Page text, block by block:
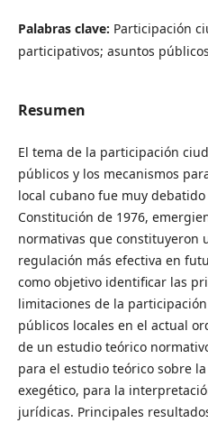
Palabras clave: Participación
participativos; asuntos públicos
Resumen
El tema de la participación
públicos y los mecanismos
local cubano fue muy
Constitución de 1976,
normativas que constituyeron
regulación más efectiva en
como objetivo identificar las
limitaciones de la
públicos locales en el actual
de un estudio teórico
para el estudio teórico sobre
exegético, para la
jurídicas. Principales